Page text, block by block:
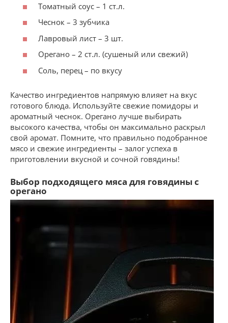
Томатный соус – 1 ст.л.
Чеснок – 3 зубчика
Лавровый лист – 3 шт.
Орегано – 2 ст.л. (сушеный или свежий)
Соль, перец – по вкусу
Качество ингредиентов напрямую влияет на вкус
готового блюда. Используйте свежие помидоры и
ароматный чеснок. Орегано лучше выбирать
высокого качества, чтобы он максимально раскрыл
свой аромат. Помните, что правильно подобранное
мясо и свежие ингредиенты – залог успеха в
приготовлении вкусной и сочной говядины!
Выбор подходящего мяса для говядины с
орегано